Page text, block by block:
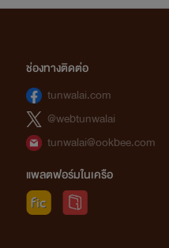
ช่องทางติดต่อ
tunwalai.com
@webtunwalai
tunwalai@ookbee.com
แพลตฟอร์มในเครือ